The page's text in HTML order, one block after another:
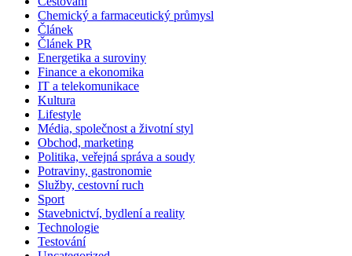
Chemický a farmaceutický průmysl
Článek
Článek PR
Energetika a suroviny
Finance a ekonomika
IT a telekomunikace
Kultura
Lifestyle
Média, společnost a životní styl
Obchod, marketing
Politika, veřejná správa a soudy
Potraviny, gastronomie
Služby, cestovní ruch
Sport
Stavebnictví, bydlení a reality
Technologie
Testování